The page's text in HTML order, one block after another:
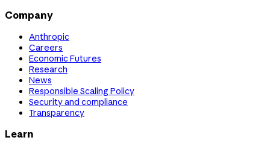
Company
Anthropic
Careers
Economic Futures
Research
News
Responsible Scaling Policy
Security and compliance
Transparency
Learn